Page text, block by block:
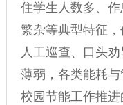
住学生人数多、
繁杂等典型特征，
人工巡查、口头
薄弱，各类能耗
校园节能工作推进